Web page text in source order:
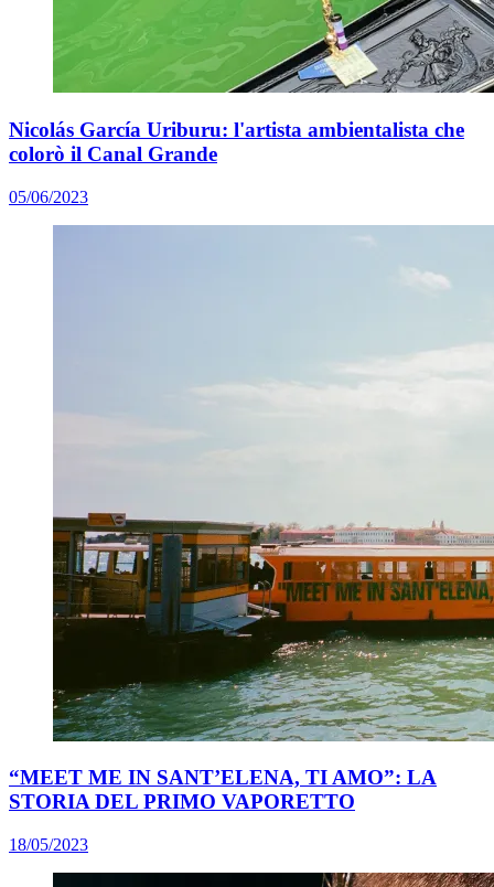
Nicolás García Uriburu: l'artista ambientalista che
colorò il Canal Grande
05/06/2023
“MEET ME IN SANT’ELENA, TI AMO”: LA
STORIA DEL PRIMO VAPORETTO
18/05/2023